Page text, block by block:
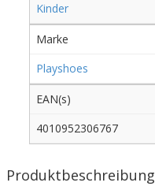
Kinder
Marke
Playshoes
EAN(s)
4010952306767
Produktbeschreibung